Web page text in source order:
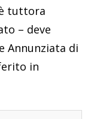
tuttora
– deve
Annunziata di
in